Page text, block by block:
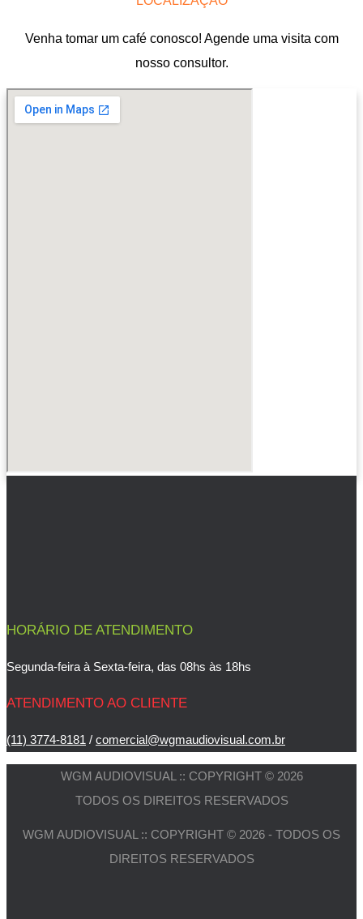
Venha tomar um café conosco! Agende uma visita com
nosso consultor.
HORÁRIO DE ATENDIMENTO
Segunda-feira à Sexta-feira, das 08hs às 18hs
ATENDIMENTO AO CLIENTE
(11) 3774-8181 / comercial@wgmaudiovisual.com.br
WGM AUDIOVISUAL :: COPYRIGHT © 2026
TODOS OS DIREITOS RESERVADOS
WGM AUDIOVISUAL :: COPYRIGHT © 2026 - TODOS OS
DIREITOS RESERVADOS